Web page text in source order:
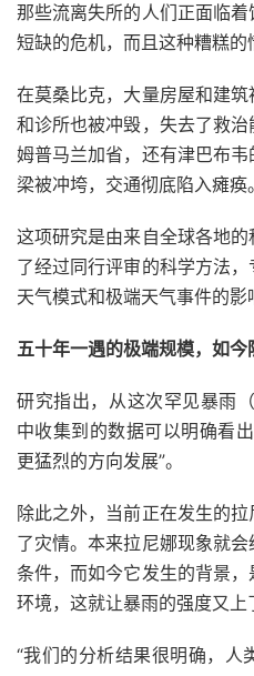
那些流离失所的人们正面临
短缺的危机，而且这种糟糕的
在莫桑比克，大量房屋和建
和诊所也被冲毁，失去了救治
姆普马兰加省，还有津巴布
梁被冲垮，交通彻底陷入瘫痪。
这项研究是由来自全球各地
了经过同行评审的科学方法
天气模式和极端天气事件的影
五十年一遇的极端规模，如今
研究指出，从这次罕见暴雨
中收集到的数据可以明确看
更猛烈的方向发展”。
除此之外，当前正在发生的
了灾情。本来拉尼娜现象就
条件，而如今它发生的背景
环境，这就让暴雨的强度又上
“我们的分析结果很明确，人